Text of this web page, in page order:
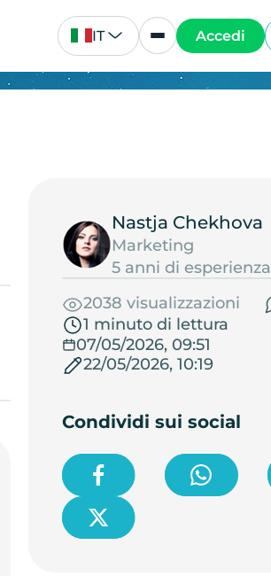
IT Accedi
Nastja Chekhova
Marketing
5 anni di esperienza
2038 visualizzazioni
1 minuto di lettura
07/05/2026, 09:51
22/05/2026, 10:19
Condividi sui social